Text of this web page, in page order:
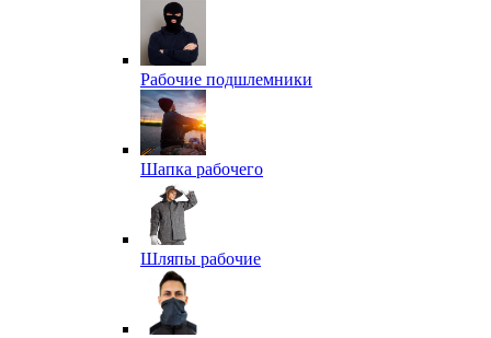
Рабочие подшлемники
Шапка рабочего
Шляпы рабочие